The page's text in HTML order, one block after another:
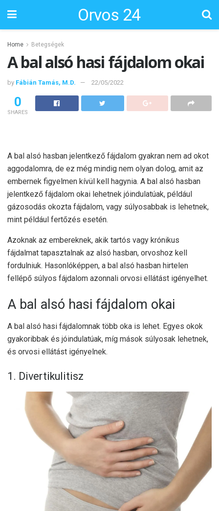
Orvos 24
Home Betegségek
A bal alsó hasi fájdalom okai
by Fábián Tamás, M.D. 22/05/2022
0
SHARES
A bal alsó hasban jelentkező fájdalom gyakran nem ad okot
aggodalomra, de ez még mindig nem olyan dolog, amit az
embernek figyelmen kívül kell hagynia. A bal alsó hasban
jelentkező fájdalom okai lehetnek jóindulatúak, például
gázosodás okozta fájdalom, vagy súlyosabbak is lehetnek,
mint például fertőzés esetén.
Azoknak az embereknek, akik tartós vagy krónikus
fájdalmat tapasztalnak az alsó hasban, orvoshoz kell
fordulniuk. Hasonlóképpen, a bal alsó hasban hirtelen
fellépő súlyos fájdalom azonnali orvosi ellátást igényelhet.
A bal alsó hasi fájdalom okai
A bal alsó hasi fájdalomnak több oka is lehet. Egyes okok
gyakoribbak és jóindulatúak, míg mások súlyosak lehetnek,
és orvosi ellátást igényelnek.
1. Divertikulitisz